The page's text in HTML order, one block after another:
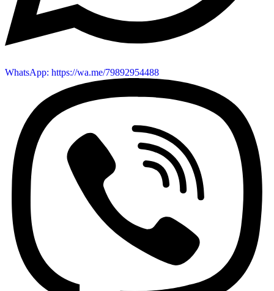
WhatsApp: https://wa.me/79892954488